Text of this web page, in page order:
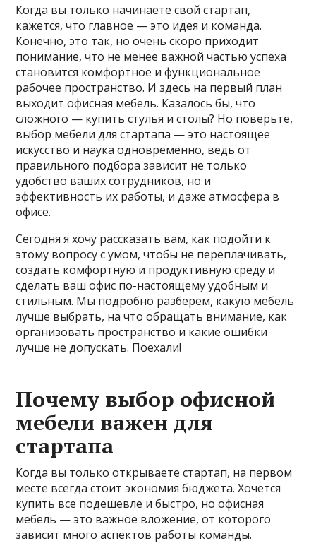
Когда вы только начинаете свой стартап,
кажется, что главное — это идея и команда.
Конечно, это так, но очень скоро приходит
понимание, что не менее важной частью успеха
становится комфортное и функциональное
рабочее пространство. И здесь на первый план
выходит офисная мебель. Казалось бы, что
сложного — купить стулья и столы? Но поверьте,
выбор мебели для стартапа — это настоящее
искусство и наука одновременно, ведь от
правильного подбора зависит не только
удобство ваших сотрудников, но и
эффективность их работы, и даже атмосфера в
офисе.
Сегодня я хочу рассказать вам, как подойти к
этому вопросу с умом, чтобы не переплачивать,
создать комфортную и продуктивную среду и
сделать ваш офис по-настоящему удобным и
стильным. Мы подробно разберем, какую мебель
лучше выбрать, на что обращать внимание, как
организовать пространство и какие ошибки
лучше не допускать. Поехали!
Почему выбор офисной
мебели важен для
стартапа
Когда вы только открываете стартап, на первом
месте всегда стоит экономия бюджета. Хочется
купить все подешевле и быстро, но офисная
мебель — это важное вложение, от которого
зависит много аспектов работы команды.